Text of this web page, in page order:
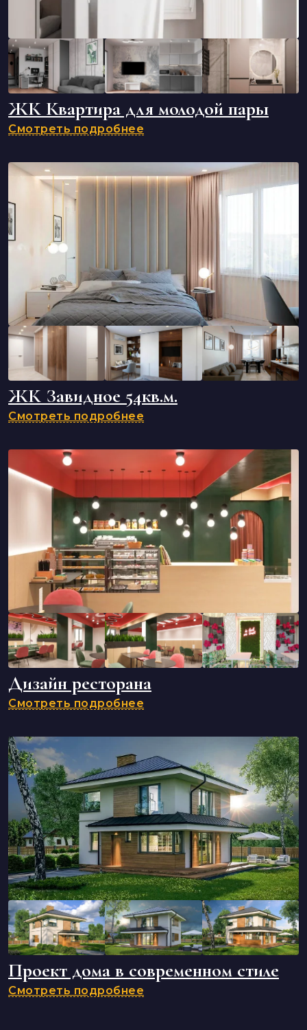
ЖК Квартира для молодой пары
Смотреть подробнее
ЖК Завидное 54кв.м.
Смотреть подробнее
Дизайн ресторана
Смотреть подробнее
Проект дома в современном стиле
Смотреть подробнее